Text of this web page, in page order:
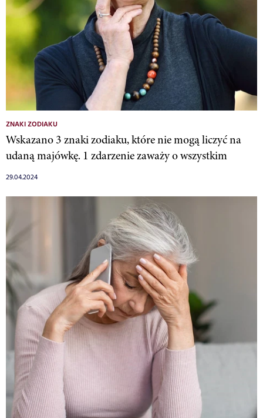
ZNAKI ZODIAKU
Wskazano 3 znaki zodiaku, które nie mogą liczyć na
udaną majówkę. 1 zdarzenie zaważy o wszystkim
29.04.2024